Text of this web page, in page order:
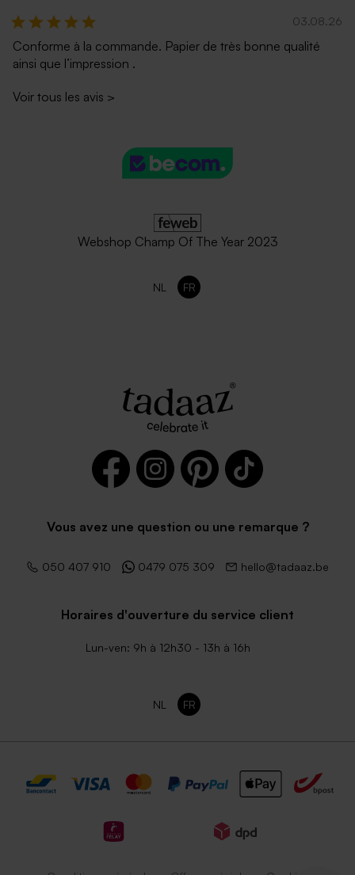
03.08.26
Conforme à la commande. Papier de très bonne qualité
ainsi que l’impression .
Voir tous les avis >
Webshop Champ Of The Year 2023
NL FR
Vous avez une question ou une remarque ?
050 407 910 0479 075 309 hello@tadaaz.be
Horaires d'ouverture du service client
Lun-ven: 9h à 12h30 - 13h à 16h
NL FR